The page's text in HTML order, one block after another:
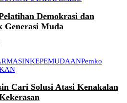
Demokrasi dan
Generasi Muda
KEPEMUDAANPemko
Cari Solusi Atasi Kenakalan